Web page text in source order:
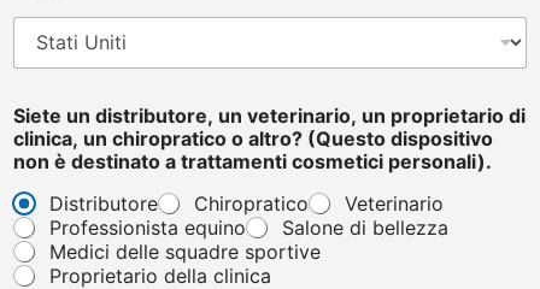
Siete un distributore, un veterinario, un proprietario di
clinica, un chiropratico o altro? (Questo dispositivo
non è destinato a trattamenti cosmetici personali).
Distributore
Chiropratico
Veterinario
Professionista equino
Salone di bellezza
Medici delle squadre sportive
Proprietario della clinica